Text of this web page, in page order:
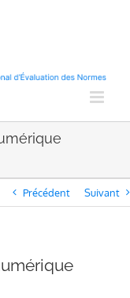
Précédent Suivant